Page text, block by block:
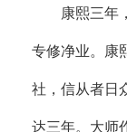
康熙三年，
专修净业。康
社，信从者日
达三年。大师